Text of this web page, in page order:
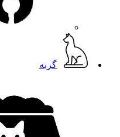
گربه